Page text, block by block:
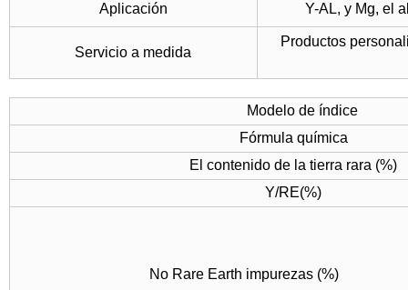
Aplicación
Y-AL, y Mg, el
Servicio a medida
Productos
Modelo de índice
Fórmula química
El contenido de la tierra rara (%)
Y/RE(%)
No Rare Earth impurezas (%)